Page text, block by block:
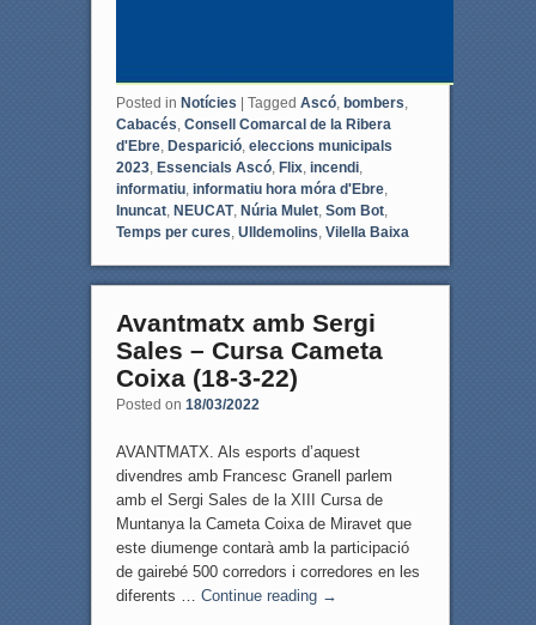
Posted in Notícies Tagged Ascó, bombers,
Cabacés, Consell Comarcal de la Ribera
d'Ebre, Desparició, eleccions municipals
2023, Essencials Ascó, Flix, incendi,
informatiu, informatiu hora móra d'Ebre,
Inuncat, NEUCAT, Núria Mulet, Som Bot,
Temps per cures, Ulldemolins, Vilella Baixa
Avantmatx amb Sergi
Sales – Cursa Cameta
Coixa (18-3-22)
Posted on 18/03/2022
AVANTMATX. Als esports d’aquest
divendres amb Francesc Granell parlem
amb el Sergi Sales de la XIII Cursa de
Muntanya la Cameta Coixa de Miravet que
este diumenge contarà amb la participació
de gairebé 500 corredors i corredores en les
diferents … Continue reading →